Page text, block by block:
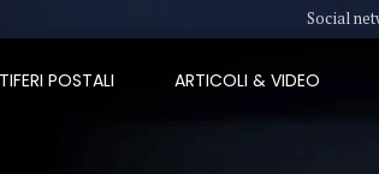
Social
POSTALI ARTICOLI & VIDEO